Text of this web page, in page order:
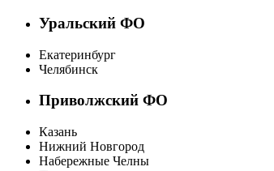
Уральский ФО
Екатеринбург
Челябинск
Приволжский ФО
Казань
Нижний Новгород
Набережные Челны